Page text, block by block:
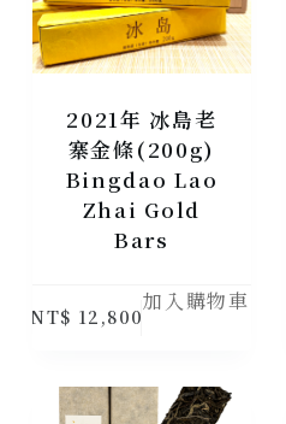
2021年 冰島老
寨金條(200g)
Bingdao Lao
Zhai Gold
Bars
NT$ 12,800
加入購物車